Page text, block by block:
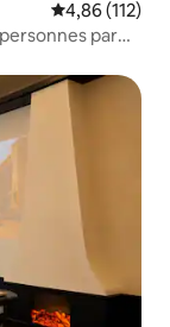
Évaluation
4,86 (112)
par